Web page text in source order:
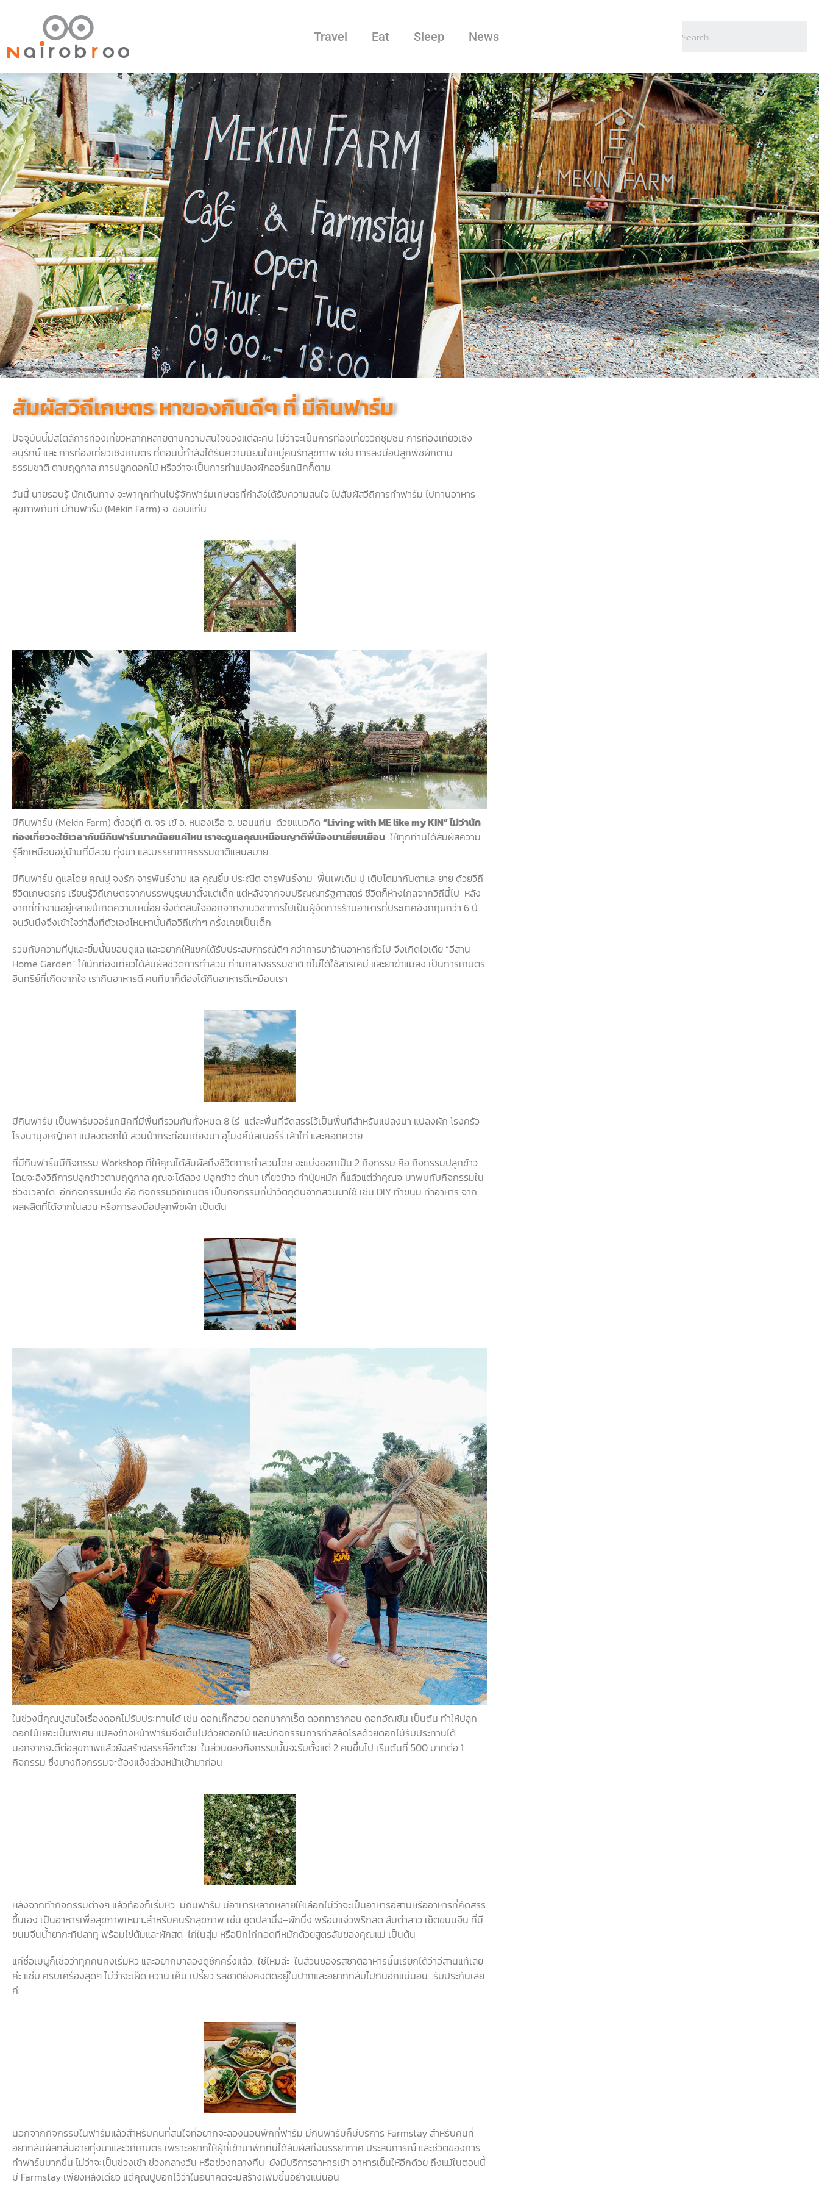
Travel Eat Sleep News
สัมผัสวิถีเกษตร หาของกินดีๆ ที่ มีกินฟาร์ม
ปัจจุบันนี้มีสไตล์การท่องเที่ยวหลากหลายตามความสนใจของแต่ละคน ไม่ว่าจะเป็นการท่องเที่ยววิถีชุมชน การท่องเที่ยวเชิง
อนุรักษ์ และการท่องเที่ยวเชิงเกษตร ที่ตอนนี้กำลังได้รับความนิยมในหมู่คนรักสุขภาพ เช่น การลงมือปลูกพืชผักตาม
ธรรมชาติ ตามฤดูกาลการปลูกดอกไม้ หรือว่าจะเป็นการทำแปลงผักออร์แกนิคก็ตาม
วันนี้ นายรอบรู้ นักเดินทาง จะพาทุกท่านไปรู้จักฟาร์มเกษตรที่กำลังได้รับความสนใจไปสัมผัสวีถีการทำฟาร์ม ไปทานอาหาร
สุขภาพกันที่ มีกินฟาร์ม (Mekin Farm) จ. ขอนแก่น
มีกินฟาร์ม (Mekin Farm) ตั้งอยู่ที่ ต. จระเข้อ. หนองเรือ จ. ขอนแก่น ด้วยแนวคิด “Living with ME like my KIN”ไม่ว่านัก
ท่องเที่ยวจะใช้เวลากับมีกินฟาร์มมากน้อยแค่ไหนเราจะดูแลคุณเหมือนญาติพี่น้องมาเยี่ยมเยือน ให้ทุกท่านได้สัมผัสความ
รู้สึกเหมือนอยู่บ้านที่มีสวน ทุ่งนา และบรรยากาศธรรมชาติแสนสบาย
มีกินฟาร์ม ดูแลโดย คุณปู จงรัก จารุพันธ์งาม และคุณยิ้ม ประณีต จารุพันธ์งาม พื้นเพเดิม ปู เติบโตมากับตาและยายด้วยวิถี
ชีวิตเกษตรกร เรียนรู้วิถีเกษตรจากบรรพบุรุษมาตั้งแต่เด็ก แต่หลังจากจบปริญญารัฐศาสตร์ ชีวิตก็ห่างไกลจากวิถีนี้ไป หลัง
จากที่ทำงานอยู่หลายปีเกิดความเหนื่อย จึงตัดสินใจออกจากงานวิชาการไปเป็นผู้จัดการร้านอาหารที่ประเทศอังกฤษกว่า 6 ปี
จนวันนึงจึงเข้าใจว่าสิ่งที่ตัวเองโหยหานั้นคือวิถีเก่าๆ ครั้งเคยเป็นเด็ก
รวมกับความที่ปูและยิ้มนั้นขอบดูแล และอยากให้แขกได้รับประสบการณ์ดีๆกว่าการมาร้านอาหารทั่วไป จึงเกิดไอเดีย “อีสาน
Home Garden” ให้นักท่องเที่ยวได้สัมผัสชีวิตการทำสวน ท่ามกลางธรรมชาติ ที่ไม่ได้ใช้สารเคมี และยาฆ่าแมลง เป็นการเกษตร
อินทรีย์ที่เกิดจากใจ เรากินอาหารดี คนที่มาก็ต้องได้กินอาหารดีเหมือนเรา
มีกินฟาร์ม เป็นฟาร์มออร์แกนิคที่มีพื้นที่รวมกันทั้งหมด 8ไร่ แต่ละพื้นที่จัดสรรไว้เป็นพื้นที่สำหรับแปลงนา แปลงผัก โรงครัว
โรงนามุงหญ้าคา แปลงดอกไม้ สวนป่ากระท่อมเถียงนา อุโมงค์มัลเบอร์รี่ เล้าไก่ และคอกควาย
ที่มีกินฟาร์มมีกิจกรรม Workshop ที่ให้คุณได้สัมผัสถึงชีวิตการทำสวนโดย จะแบ่งออกเป็น 2กิจกรรม คือกิจกรรมปลูกข้าว
โดยจะอิงวิถีการปลูกข้าวตามฤดูกาล คุณจะได้ลอง ปลูกข้าวดำนา เกี่ยวข้าว ทำปุ๋ยหมัก ก็แล้วแต่ว่าคุณจะมาพบกับกิจกรรมใน
ช่วงเวลาใด อีกกิจกรรมหนึ่ง คือกิจกรรมวิถีเกษตร เป็นกิจกรรมที่นำวัตถุดิบจากสวนมาใช้ เช่น DIY ทำขนม ทำอาหาร จาก
ผลผลิตที่ได้จากในสวน หรือการลงมือปลูกพืชผัก เป็นต้น
ในช่วงนี้คุณปูสนใจเรื่องดอกไม่รับประทานได้ เช่น ดอกเก๊กฮวยดอกมากาเร็ต ดอกทารากอน ดอกอัญชัน เป็นต้น ทำให้ปลูก
ดอกไม้เยอะเป็นพิเศษ แปลงข้างหน้าฟาร์มจึงเต็มไปด้วยดอกไม้ และมีกิจกรรมการทำสลัดโรลด้วยดอกไม้รับประทานได้
นอกจากจะดีต่อสุขภาพแล้วยังสร้างสรรค์อีกด้วย ในส่วนของกิจกรรมนั้นจะรับตั้งแต่ 2 คนขึ้นไป เริ่มต้นที่ 500 บาทต่อ 1
กิจกรรม ซึ่งบางกิจกรรมจะต้องแจ้งล่วงหน้าเข้ามาก่อน
หลังจากทำกิจกรรมต่างๆ แล้วท้องก็เริ่มหิว มีกินฟาร์ม มีอาหารหลากหลายให้เลือกไม่ว่าจะเป็นอาหารอีสานหรืออาหารที่คัดสรร
ขึ้นเอง เป็นอาหารเพื่อสุขภาพเหมาะสำหรับคนรักสุขภาพ เช่น ชุดปลานึ่ง–ผักนึ่ง พร้อมแจ่วพริกสด ส้มตำลาว เซ็ตขนมจีน ที่มี
ขนมจีนน้ำยากะทิปลาทู พร้อมไข่ต้มและผักสด ไก่ในสุ่ม หรือปีกไก่ทอดที่หมักด้วยสูตรลับของคุณแม่ เป็นต้น
แค่ชื่อเมนูก็เชื่อว่าทุกคนคงเริ่มหิว และอยากมาลองดูซักครั้งแล้ว…ใช่ไหมล่ะ ในส่วนของรสชาติอาหารนั้นเรียกได้ว่าอีสานแท้เลย
ค่ะ แซ่บ ครบเครื่องสุดๆไม่ว่าจะเผ็ด หวาน เค็ม เปรี้ยว รสชาติยังคงติดอยู่ในปากและอยากกลับไปกินอีกแน่นอน…รับประกันเลย
ค่ะ
นอกจากกิจกรรมในฟาร์มแล้วสำหรับคนที่สนใจที่อยากจะลองนอนพักที่ฟาร์ม มีกินฟาร์มก็มีบริการ Farmstay สำหรับคนที่
อยากสัมผัสกลิ่นอายทุ่งนาและวิถีเกษตร เพราะอยากให้ผู้ที่เข้ามาพักที่นี่ได้สัมผัสถึงบรรยากาศ ประสบการณ์ และชีวิตของการ
ทำฟาร์มมากขึ้น ไม่ว่าจะเป็นช่วงเช้า ช่วงกลางวัน หรือช่วงกลางคืน ยังมีบริการอาหารเช้า อาหารเย็นให้อีกด้วยถึงแม้ในตอนนี้
มี Farmstay เพียงหลังเดียว แต่คุณปูบอกไว้ว่าในอนาคตจะมีสร้างเพิ่มขึ้นอย่างแน่นอน